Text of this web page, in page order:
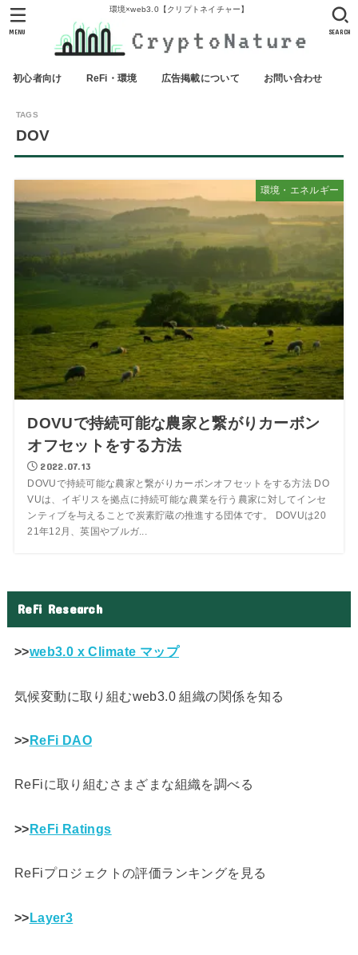
環境×web3.0【クリプトネイチャー】
初心者向け ReFi・環境 広告掲載について お問い合わせ
SEARCH
MENU
DOV
環境・エネルギー
DOVUで持続可能な農家と繋がりカーボン
オフセットをする方法
2022.07.13
DOVUで持続可能な農家と繋がりカーボンオフセットをする方法 DO
VUは、イギリスを拠点に持続可能な農業を行う農家に対してインセ
ンティブを与えることで炭素貯蔵の推進する団体です。 DOVUは20
21年12月、英国やブルガ...
ReFi Research
>>web3.0 x Climate マップ
気候変動に取り組むweb3.0 組織の関係を知る
>>ReFi DAO
ReFiに取り組むさまざまな組織を調べる
>>ReFi Ratings
ReFiプロジェクトの評価ランキングを見る
>>Layer3